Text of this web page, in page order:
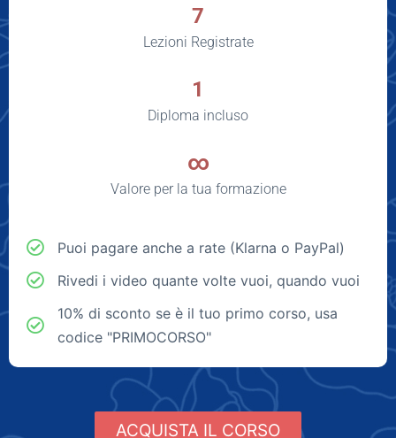
7
Lezioni Registrate
1
Diploma incluso
∞
Valore per la tua formazione
Puoi pagare anche a rate (Klarna o PayPal)
Rivedi i video quante volte vuoi, quando vuoi
10% di sconto se è il tuo primo corso, usa
codice "PRIMOCORSO"
ACQUISTA IL CORSO